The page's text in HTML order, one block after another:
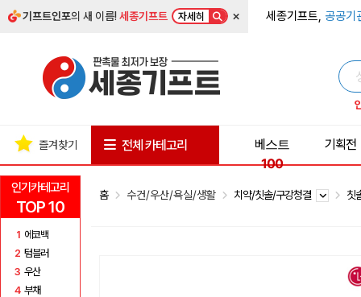
기프트인포의 새 이름!세종기프트 자세히 × 세종기프트, 공공기
인기카테고리
TOP 10
1 에코백
2 텀블러
3 우산
4 부채
즐겨찾기 전체 카테고리
베스트
100
기획전
홈 수건/우산/욕실/생활 치약/칫솔/구강청결 칫